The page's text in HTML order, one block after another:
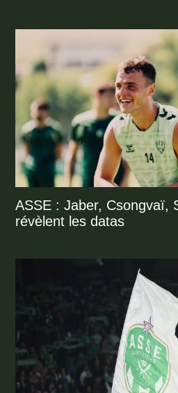
ASSE : Jaber, Csongvaï,
révèlent les datas